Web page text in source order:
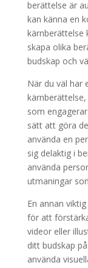
berättelse är
kan känna en
kärnberättelse
skapa olika
budskap och
När du väl har
som
sätt att göra
använda en
sig delaktig i
använda
utmaningar
En annan
för att
videor eller
ditt budskap
använda